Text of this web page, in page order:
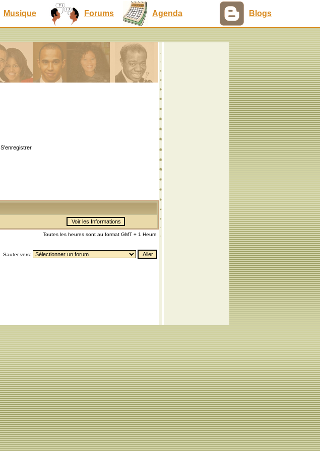
Musique Forums Agenda Blogs
S'enregistrer
Toutes les heures sont au format GMT + 1 Heure
Sauter vers: